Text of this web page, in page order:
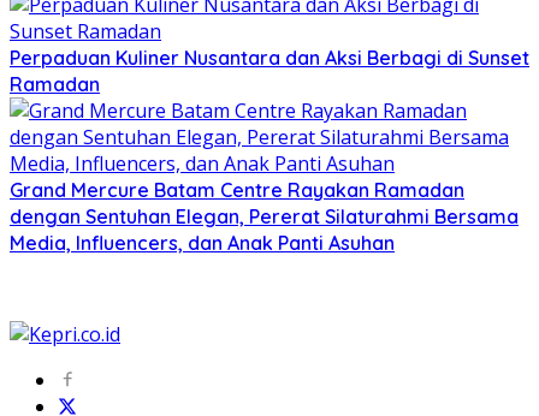
Perpaduan Kuliner Nusantara dan Aksi Berbagi di Sunset
Ramadan
Grand Mercure Batam Centre Rayakan Ramadan
dengan Sentuhan Elegan, Pererat Silaturahmi Bersama
Media, Influencers, dan Anak Panti Asuhan